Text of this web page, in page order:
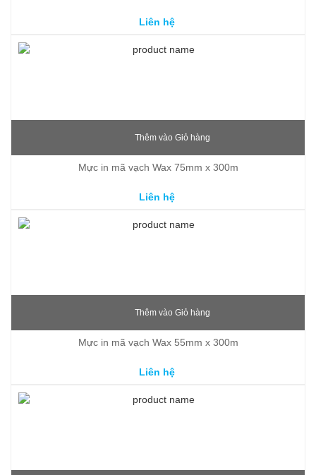
Liên hệ
Thêm vào Giỏ hàng
Mực in mã vạch Wax 75mm x 300m
Liên hệ
Thêm vào Giỏ hàng
Mực in mã vạch Wax 55mm x 300m
Liên hệ